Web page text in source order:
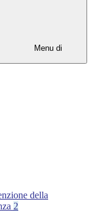
Menu di
della
2